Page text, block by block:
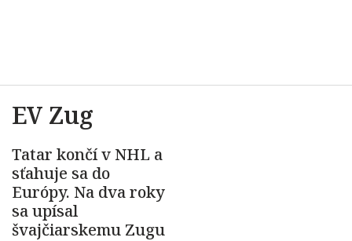
EV Zug
Tatar končí v NHL a
sťahuje sa do
Európy. Na dva roky
sa upísal
švajčiarskemu Zugu